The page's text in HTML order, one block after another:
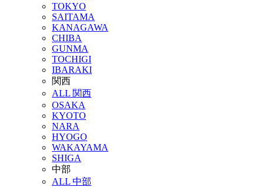
TOKYO
SAITAMA
KANAGAWA
CHIBA
GUNMA
TOCHIGI
IBARAKI
関西
ALL 関西
OSAKA
KYOTO
NARA
HYOGO
WAKAYAMA
SHIGA
中部
ALL 中部